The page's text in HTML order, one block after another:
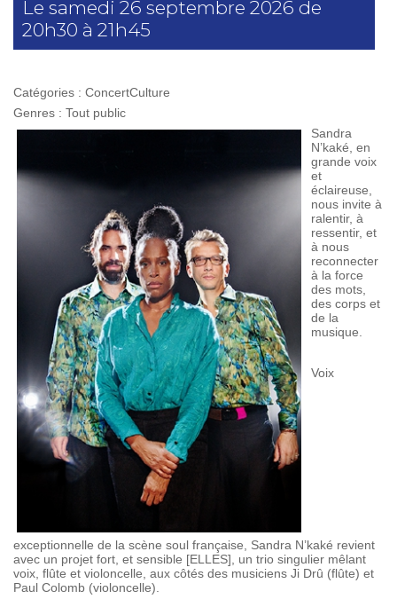
Le samedi 26 septembre 2026 de
20h30 à 21h45
Catégories : ConcertCulture
Genres : Tout public
Sandra
N’kaké, en
grande voix
et
éclaireuse,
nous invite à
ralentir, à
ressentir, et
à nous
reconnecter
à la force
des mots,
des corps et
de la
musique.
Voix
exceptionnelle de la scène soul française, Sandra N’kaké revient
avec un projet fort, et sensible [ELLES], un trio singulier mêlant
voix, flûte et violoncelle, aux côtés des musiciens Ji Drû (flûte) et
Paul Colomb (violoncelle).